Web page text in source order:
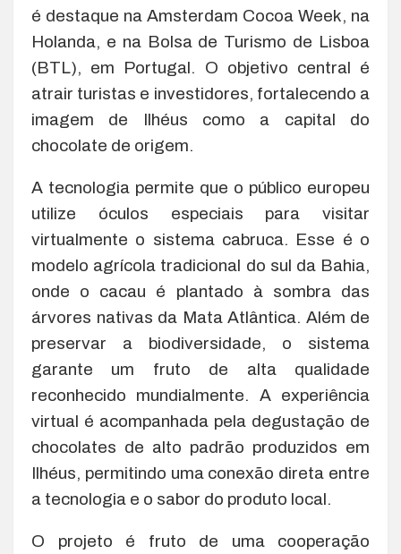
é destaque na Amsterdam Cocoa Week, na
Holanda, e na Bolsa de Turismo de Lisboa
(BTL), em Portugal. O objetivo central é
atrair turistas e investidores, fortalecendo a
imagem de Ilhéus como a capital do
chocolate de origem.
A tecnologia permite que o público europeu
utilize óculos especiais para visitar
virtualmente o sistema cabruca. Esse é o
modelo agrícola tradicional do sul da Bahia,
onde o cacau é plantado à sombra das
árvores nativas da Mata Atlântica. Além de
preservar a biodiversidade, o sistema
garante um fruto de alta qualidade
reconhecido mundialmente. A experiência
virtual é acompanhada pela degustação de
chocolates de alto padrão produzidos em
Ilhéus, permitindo uma conexão direta entre
a tecnologia e o sabor do produto local.
O projeto é fruto de uma cooperação